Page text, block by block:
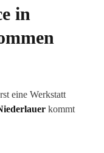
in
eine Werkstatt
kommt